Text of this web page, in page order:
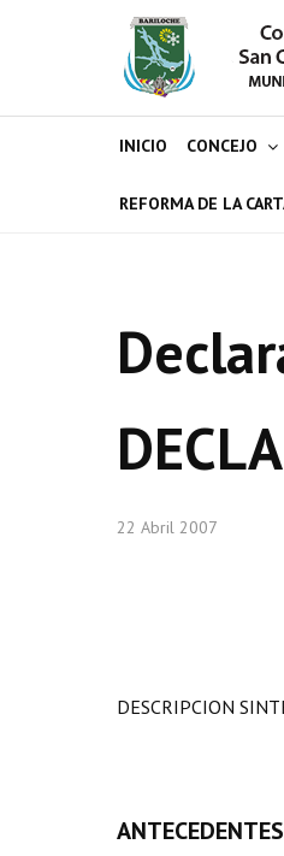
INICIO CONCEJO
REFORMA DE LA
22 Abril 2007
DESCRIPCION
ANTECEDENTES